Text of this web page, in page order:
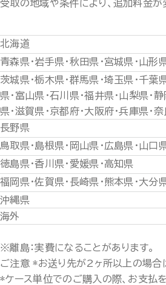
受取の地域や条件により、追加料金が
北海道
青森県・岩手県・秋田県・宮城県・山形
茨城県・栃木県・群馬県・埼玉県・千葉
県・富山県・石川県・福井県・山梨県・
県・滋賀県・京都府・大阪府・兵庫県・
長野県
鳥取県・島根県・岡山県・広島県・山口
徳島県・香川県・愛媛県・高知県
福岡県・佐賀県・長崎県・熊本県・大分
沖縄県
海外
※離島：実費になることがあります。
ご注意 *お送り先が2ヶ所以上の場合
*ケース単位でのご購入の際、お支払